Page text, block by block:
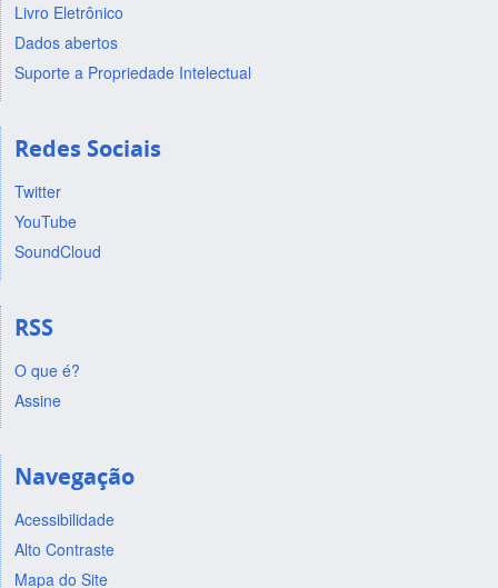
Livro Eletrônico
Dados abertos
Suporte a Propriedade Intelectual
Redes Sociais
Twitter
YouTube
SoundCloud
RSS
O que é?
Assine
Navegação
Acessibilidade
Alto Contraste
Mapa do Site